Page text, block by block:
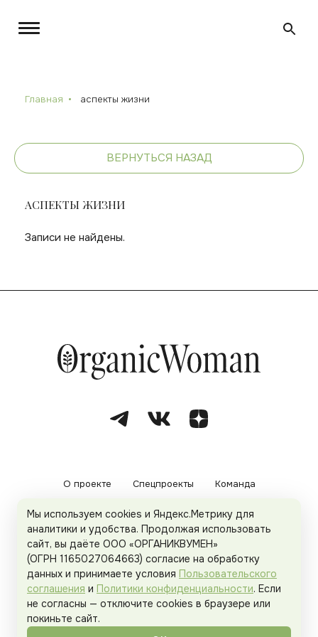
Главная аспекты жизни
ВЕРНУТЬСЯ НАЗАД
АСПЕКТЫ ЖИЗНИ
Записи не найдены.
О проекте Спецпроекты Команда
Рекламодателям Политика конфиденциальности
Пользовательское соглашение
Organicwoman.ru . Все права защищены.
Мы используем cookies и Яндекс.Метрику для
аналитики и удобства. Продолжая использовать
сайт, вы даёте ООО «ОРГАНИКВУМЕН»
(ОГРН 1165027064663) согласие на обработку
данных и принимаете условия Пользовательского
соглашения и Политики конфиденциальности. Если
не согласны — отключите cookies в браузере или
покиньте сайт.